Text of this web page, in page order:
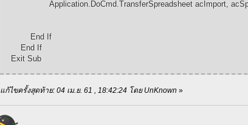
Application.DoCmd.TransferSpreadsheet acImport,
End If
End If
Exit Sub
แก้ไขครั้งสุดท้าย: 04 เม.ย. 61 , 18:42:24 โดย UnKnown »